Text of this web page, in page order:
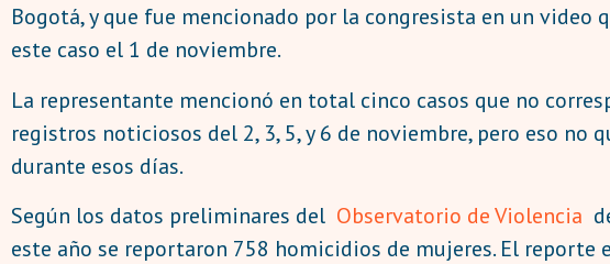
Bogotá, y que fue mencionado por la congresista en un
este caso el 1 de noviembre.
La representante mencionó en total cinco casos que no
registros noticiosos del 2, 3, 5, y 6 de noviembre, pero eso no
durante esos días.
Según los datos preliminares del Observatorio de Violencia
este año se reportaron 758 homicidios de mujeres. El